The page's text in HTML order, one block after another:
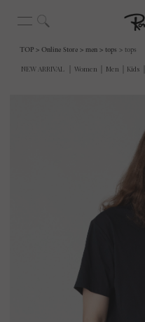
TOP Online Store men tops tops